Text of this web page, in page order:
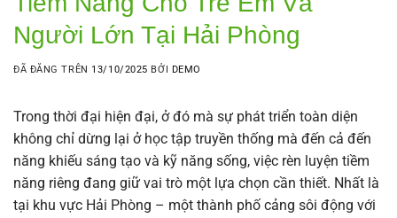
Người Lớn Tại Hải Phòng
ĐÃ ĐĂNG TRÊN 13/10/2025 BỞI DEMO
Trong thời đại hiện đại, ở đó mà sự phát triển toàn diện
không chỉ dừng lại ở học tập truyền thống mà đến cả đến
năng khiếu sáng tạo và kỹ năng sống, việc rèn luyện tiềm
năng riêng đang giữ vai trò một lựa chọn cần thiết. Nhất là
tại khu vực Hải Phòng – một thành phố cảng sôi động với